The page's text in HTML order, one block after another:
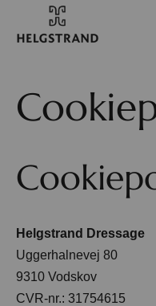
Helgstrand Dressage
Uggerhalnevej 80
9310 Vodskov
CVR-nr.: 31754615